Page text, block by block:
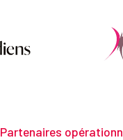
Partenaires